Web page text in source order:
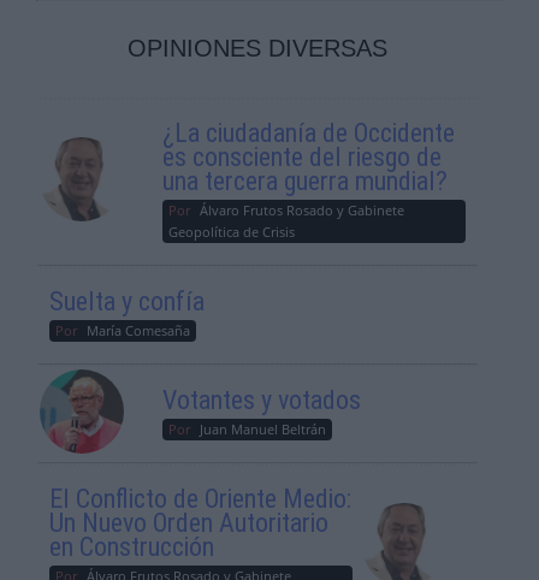
OPINIONES DIVERSAS
¿La ciudadanía de Occidente
es consciente del riesgo de
una tercera guerra mundial?
Por Álvaro Frutos Rosado y Gabinete
Geopolítica de Crisis
Suelta y confía
Por María Comesaña
Votantes y votados
Por Juan Manuel Beltrán
El Conflicto de Oriente Medio:
Un Nuevo Orden Autoritario
en Construcción
Por Álvaro Frutos Rosado y Gabinete